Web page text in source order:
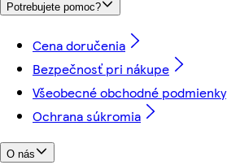
Potrebujete pomoc?
Cena doručenia
Bezpečnosť pri nákupe
Všeobecné obchodné podmienky
Ochrana súkromia
O nás